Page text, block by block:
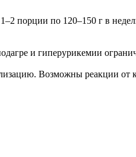
порции по 120–150 г в
и гиперурикемии
Возможны реакции